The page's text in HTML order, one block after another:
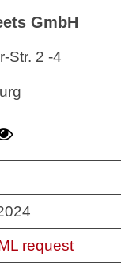
GmbH
Str. 2 -4
request